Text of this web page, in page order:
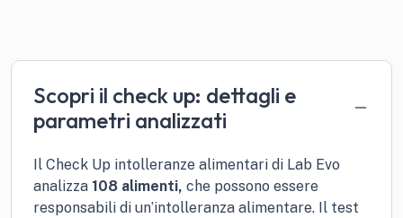
Scopri il check up: dettagli e
parametri analizzati
Il Check Up intolleranze alimentari di Lab Evo
analizza 108 alimenti, che possono essere
responsabili di un’intolleranza alimentare. Il test